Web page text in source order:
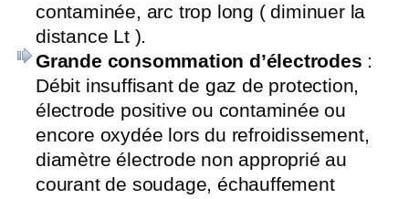
contaminée, arc trop long ( diminuer la
distance Lt ).
Grande consommation d’électrodes :
Débit insuffisant de gaz de protection,
électrode positive ou contaminée ou
encore oxydée lors du refroidissement,
diamètre électrode non approprié au
courant de soudage, échauffement